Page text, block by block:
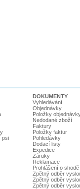
psi
DOKUMENTY
Vyhledávání
Objednávky
Položky
Nedodané zboží
Faktury
Položky faktur
Pohledávky
Dodací listy
Expedice
Záruky
Reklamace
Prohlášení o shodě
Zpětný odběr
Zpětný odběr
Zpětný odběr